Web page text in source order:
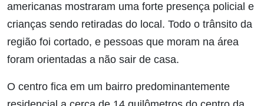
americanas mostraram uma forte presença policial e
crianças sendo retiradas do local. Todo o trânsito da
região foi cortado, e pessoas que moram na área
foram orientadas a não sair de casa.
O centro fica em um bairro predominantemente